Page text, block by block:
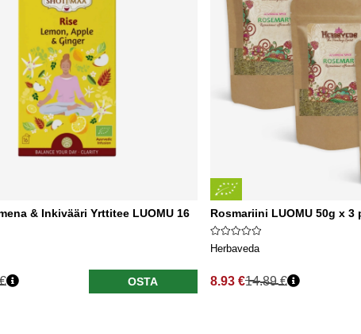
& Inkivääri Yrttitee LUOMU 16
OSTA
Rosmariini LUOMU 50g x 3
Herbaveda
8.93 €14.89 €